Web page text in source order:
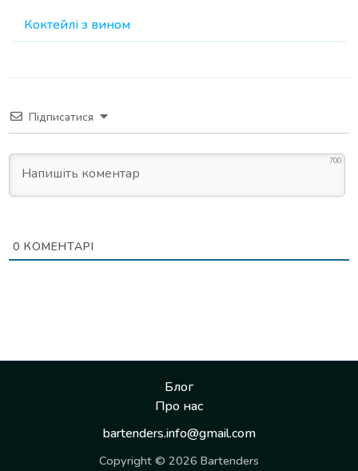
Коктейлі з вином
Підписатися
700
0 КОМЕНТАРІ
Блог
Про нас
bartenders.info@gmail.com
Copyright © 2026 Bartenders